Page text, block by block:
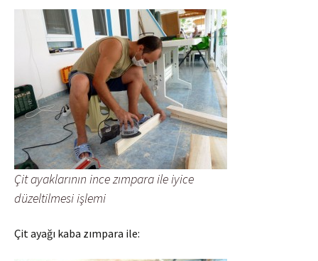
Çit ayaklarının ince zımpara ile iyice
düzeltilmesi işlemi
Çit ayağı kaba zımpara ile: